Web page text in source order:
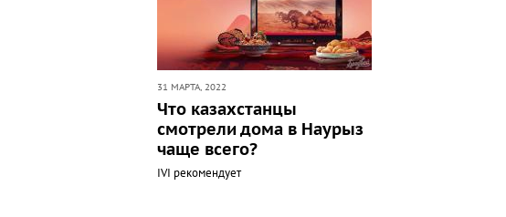
31 МАРТА, 2022
Что казахстанцы
смотрели дома в Наурыз
чаще всего?
IVI рекомендует